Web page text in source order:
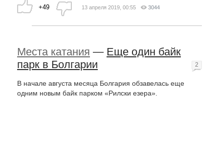
+49 13 апреля 2019, 00:55 3044
Места катания — Еще один байк
парк в Болгарии
В начале августа месяца Болгария обзавелась еще
одним новым байк парком «Рилски езера».
2